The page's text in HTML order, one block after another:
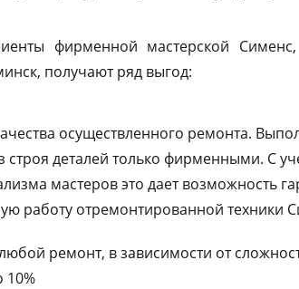
фирменной мастерской
получают ряд выгод:
осуществленного ремонта.
деталей только фирменными. С
мастеров это дает возможность
работу отремонтированной техники
ремонт, в зависимости от
10%